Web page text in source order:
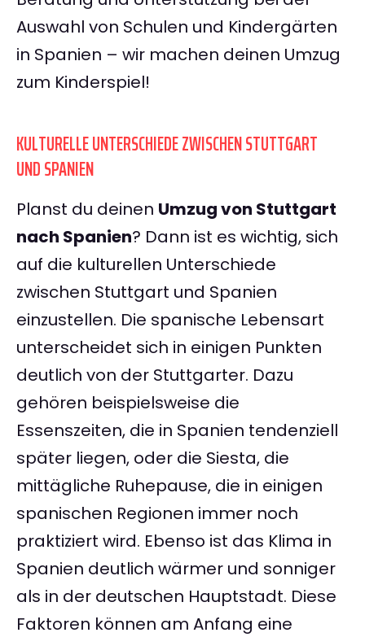
Auswahl von Schulen und Kindergärten
in Spanien – wir machen deinen Umzug
zum Kinderspiel!
KULTURELLE UNTERSCHIEDE ZWISCHEN STUTTGART
UND SPANIEN
Planst du deinen Umzug von Stuttgart
nach Spanien? Dann ist es wichtig, sich
auf die kulturellen Unterschiede
zwischen Stuttgart und Spanien
einzustellen. Die spanische Lebensart
unterscheidet sich in einigen Punkten
deutlich von der Stuttgarter. Dazu
gehören beispielsweise die
Essenszeiten, die in Spanien tendenziell
später liegen, oder die Siesta, die
mittägliche Ruhepause, die in einigen
spanischen Regionen immer noch
praktiziert wird. Ebenso ist das Klima in
Spanien deutlich wärmer und sonniger
als in der deutschen Hauptstadt. Diese
Faktoren können am Anfang eine